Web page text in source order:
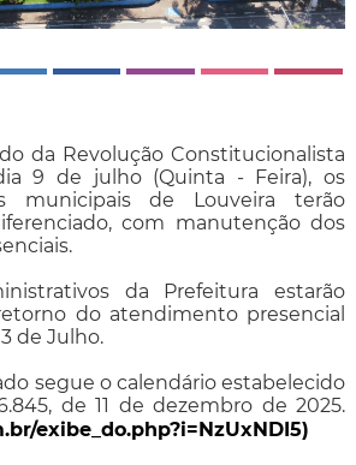
da Revolução Constitucionalista
9 de julho (Quinta - Feira), os
municipais de Louveira terão
com manutenção dos
da Prefeitura estarão
do atendimento presencial
de Julho.
segue o calendário estabelecido
de 11 de dezembro de 2025.
exibe_do.php?i=NzUxNDI5)